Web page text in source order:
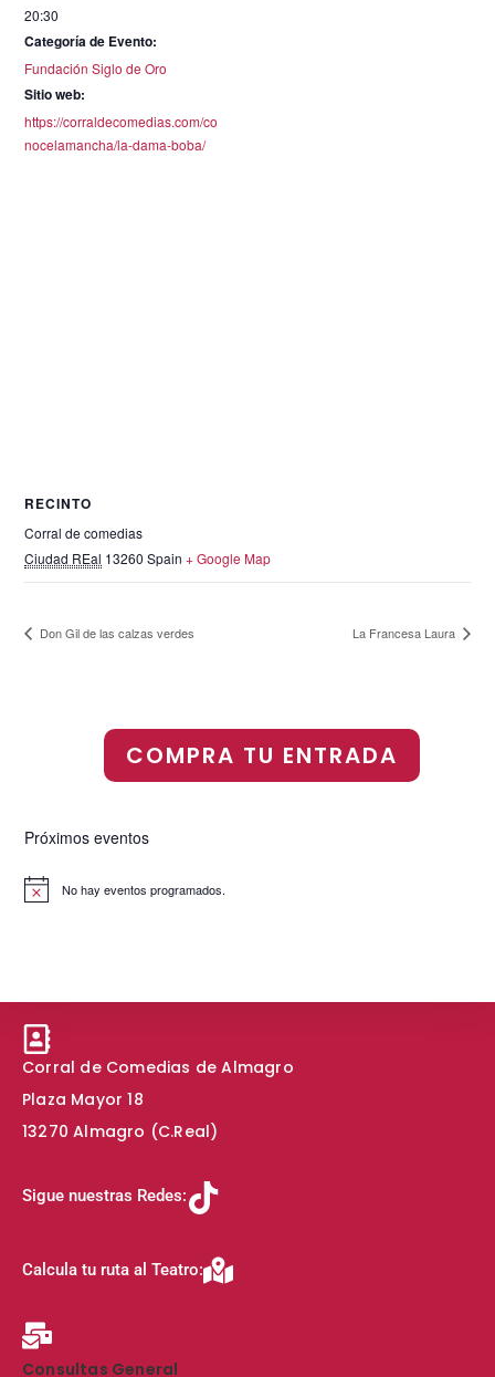
20:30
Categoría de Evento:
Fundación Siglo de Oro
Sitio web:
https://corraldecomedias.com/co
nocelamancha/la-dama-boba/
RECINTO
Corral de comedias
Ciudad REal 13260 Spain + Google Map
Don Gil de las calzas verdes La Francesa Laura
COMPRA TU ENTRADA
Próximos eventos
No hay eventos programados.
Corral de Comedias de Almagro
Plaza Mayor 18
13270 Almagro (C.Real)
Sigue nuestras Redes:
Calcula tu ruta al Teatro:
Consultas General